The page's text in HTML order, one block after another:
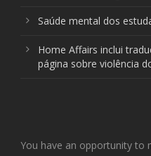
Saúde mental dos
Home Affairs inclui
página sobre violência
You have an opportunity to